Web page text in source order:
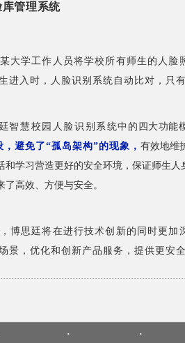
库管理系统
大学工作人员将学校所有师生的人脸
进入时，人脸识别系统自动比对，只
智慧校园人脸识别系统中的四大功能
，避免了“孤岛架构”的现象，有效地维
和学习营造更好的安全环境，保证师生
了高效、方便与安全。
博思廷将在进行技术创新的同时更加
景，优化和创新产品服务，提供更安
· ·